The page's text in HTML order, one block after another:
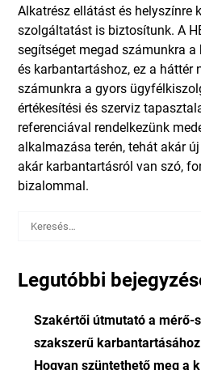
Alkatrész ellátást és helyszínre
szolgáltatást is biztosítunk. A
segítséget megad számunkra
és karbantartáshoz, ez a háttér
számunkra a gyors
értékesítési és szerviz
referenciával rendelkezünk
alkalmazása terén, tehát akár
akár karbantartásról van szó,
bizalommal.
Keresés:
Legutóbbi
Szakértői útmutató a mérő-
szakszerű karbantartásához
Hogyan szüntethető meg a